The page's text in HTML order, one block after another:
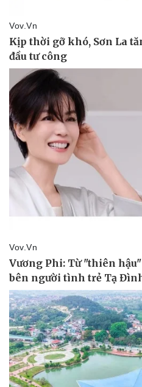
Pháp luật
Vụ án
Tin nóng
Tư vấn luật